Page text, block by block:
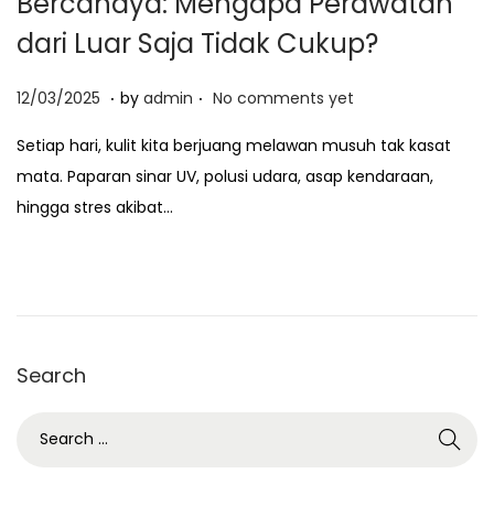
dari Luar Saja Tidak Cukup?
P
s
t
e
12/03/2025 0
/
2
5
. by admin . No comments yet
Setiap hari, kulit kita berjuang melawan musuh tak kasat
mata. Paparan sinar UV, polusi udara, asap kendaraan,
hingga stres akibat…
Search